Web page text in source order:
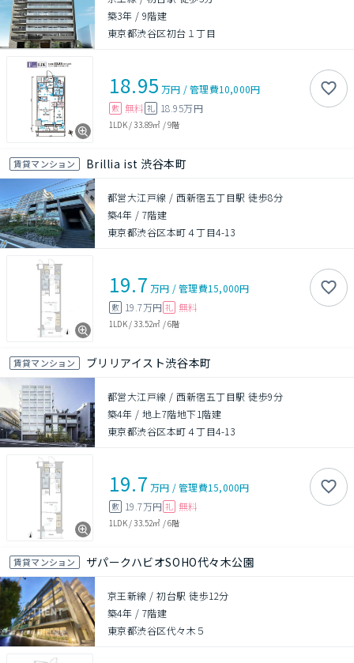
築3年 / 9階建
東京都渋谷区初台１丁目
18.95 万円 /管理費10,000円
敷 無料 礼 18.95万円
1LDK/33.89㎡ /9階
賃貸マンション Brillia ist 渋谷本町
都営大江戸線 / 西新宿五丁目駅 徒歩8分
築4年 / 7階建
東京都渋谷区本町４丁目4-13
19.7 万円 /管理費15,000円
敷 19.7万円 礼 無料
1LDK/33.52㎡ /6階
賃貸マンション ブリリアイスト渋谷本町
都営大江戸線 / 西新宿五丁目駅 徒歩9分
築4年 / 地上7階地下1階建
東京都渋谷区本町４丁目4-13
19.7 万円 /管理費15,000円
敷 19.7万円 礼 無料
1LDK/33.52㎡ /6階
賃貸マンション ザパークハビオSOHO代々木公園
京王新線 / 初台駅 徒歩12分
築4年 / 7階建
東京都渋谷区代々木５